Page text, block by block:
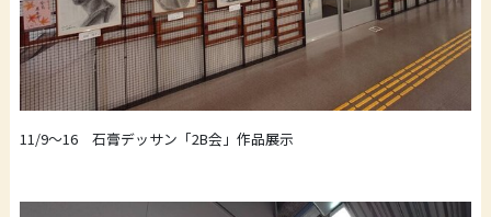
11/9～16 石膏デッサン「2B会」作品展示